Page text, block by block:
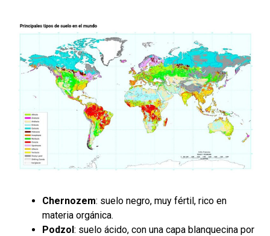
Chernozem: suelo negro, muy fértil, rico en
materia orgánica.
Podzol: suelo ácido, con una capa blanquecina por